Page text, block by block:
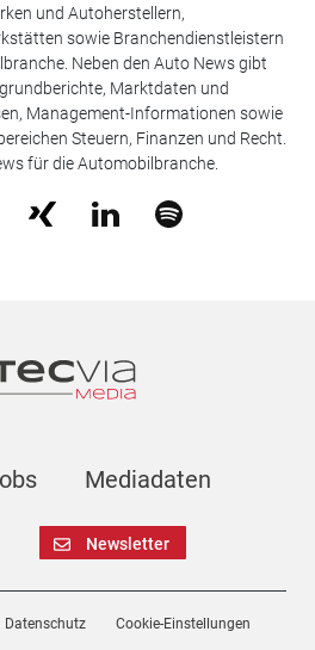
und Autoherstellern,
sowie Branchendienstleistern
Neben den Auto News gibt
Marktdaten und
Management-Informationen sowie
Steuern, Finanzen und Recht.
für die Automobilbranche.
Mediadaten
Newsletter
Datenschutz Cookie-Einstellungen